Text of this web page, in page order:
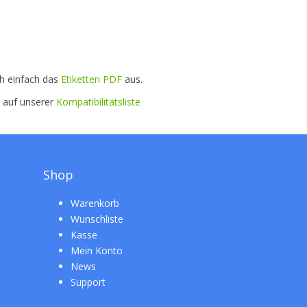
einfach das Etiketten PDF aus.
auf unserer Kompatibilitätsliste
Shop
Warenkorb
Wunschliste
Kasse
Mein Konto
News
Support